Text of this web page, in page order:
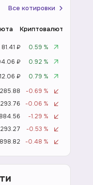
Все котировки
Криптовалюта
81.41 ₽
0.59 %
₽
0.92 %
12.06 ₽
0.79 %
-0.69 %
-0.06 %
884.56
-1.29 %
-0.53 %
-0.48 %